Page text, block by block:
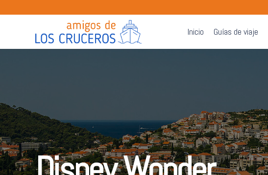
Inicio Guías de viaje